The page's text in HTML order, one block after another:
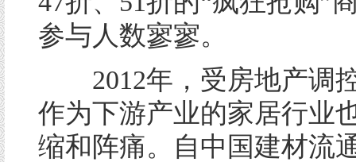
参与人数寥寥。
2012年，受房地产调
作为下游产业的家居行业
缩和阵痛。自中国建材流